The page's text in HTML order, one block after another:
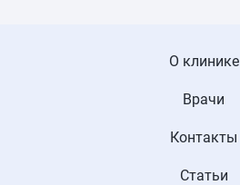
О клинике
Врачи
Контакты
Статьи